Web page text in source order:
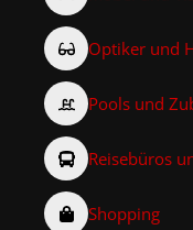
Optiker und
Pools und
Reisebüros
Shopping